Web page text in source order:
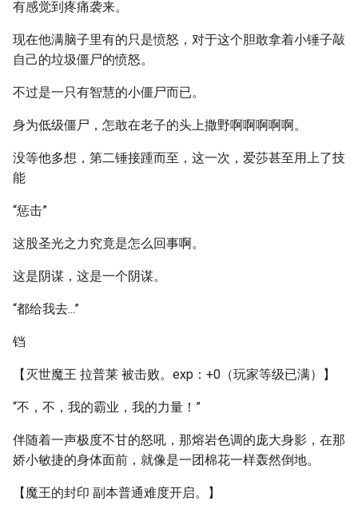
有感觉到疼痛袭来。
现在他满脑子里有的只是愤怒，对于这个胆敢拿着小锤子敲
自己的垃圾僵尸的愤怒。
不过是一只有智慧的小僵尸而已。
身为低级僵尸，怎敢在老子的头上撒野啊啊啊啊啊。
没等他多想，第二锤接踵而至，这一次，爱莎甚至用上了技
能
“惩击”
这股圣光之力究竟是怎么回事啊。
这是阴谋，这是一个阴谋。
“都给我去...”
铛
【灭世魔王 拉普莱 被击败。exp：+0（玩家等级已满）】
“不，不，我的霸业，我的力量！”
伴随着一声极度不甘的怒吼，那熔岩色调的庞大身影，在那
娇小敏捷的身体面前，就像是一团棉花一样轰然倒地。
【魔王的封印 副本普通难度开启。】